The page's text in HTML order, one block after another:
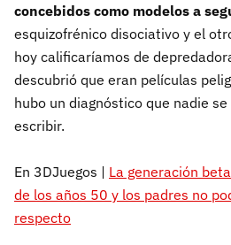
concebidos como modelos a
esquizofrénico disociativo y el
hoy calificaríamos de
descubrió que eran películas
hubo un diagnóstico que nadie
escribir.
En 3DJuegos | La generación
de los años 50 y los padres no
respecto